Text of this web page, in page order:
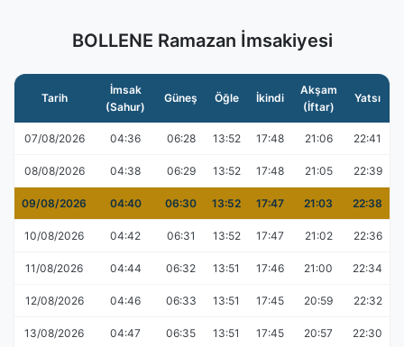
BOLLENE Ramazan İmsakiyesi
Tarih
İmsak
(Sahur)
Güneş Öğle İkindi
Akşam
(İftar)
Yatsı
07/08/2026 04:36 06:28 13:52 17:48 21:06 22:41
08/08/2026 04:38 06:29 13:52 17:48 21:05 22:39
09/08/2026 04:40 06:30 13:52 17:47 21:03 22:38
10/08/2026 04:42 06:31 13:52 17:47 21:02 22:36
11/08/2026 04:44 06:32 13:51 17:46 21:00 22:34
12/08/2026 04:46 06:33 13:51 17:45 20:59 22:32
13/08/2026 04:47 06:35 13:51 17:45 20:57 22:30